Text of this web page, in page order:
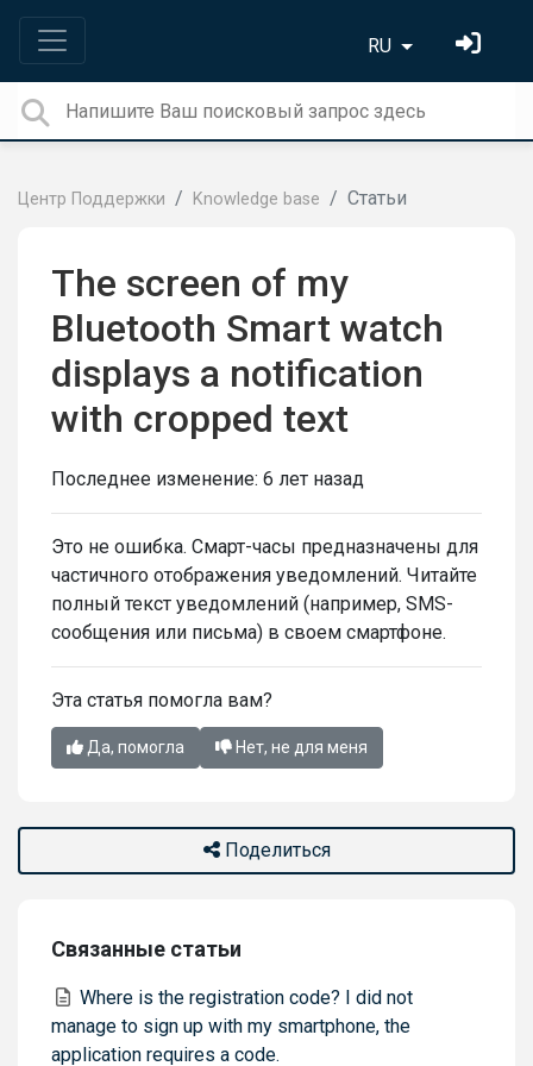
RU
Центр Поддержки Knowledge base Статьи
The screen of my
Bluetooth Smart watch
displays a notification
with cropped text
Последнее изменение: 6 лет назад
Это не ошибка. Смарт-часы предназначены для
частичного отображения уведомлений. Читайте
полный текст уведомлений (например, SMS-
сообщения или письма) в своем смартфоне.
Эта статья помогла вам?
Да, помогла Нет, не для меня
Поделиться
Связанные статьи
Where is the registration code? I did not
manage to sign up with my smartphone, the
application requires a code.